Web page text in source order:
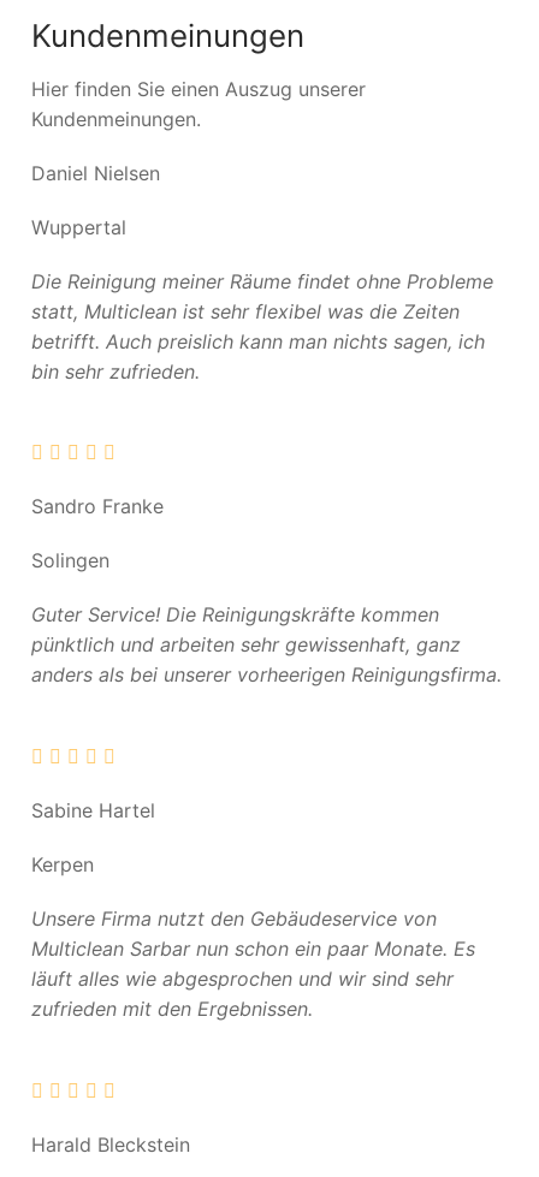
Kundenmeinungen
Hier finden Sie einen Auszug unserer
Kundenmeinungen.
Daniel Nielsen
Wuppertal
Die Reinigung meiner Räume findet ohne Probleme
statt, Multiclean ist sehr flexibel was die Zeiten
betrifft. Auch preislich kann man nichts sagen, ich
bin sehr zufrieden.
Sandro Franke
Solingen
Guter Service! Die Reinigungskräfte kommen
pünktlich und arbeiten sehr gewissenhaft, ganz
anders als bei unserer vorheerigen Reinigungsfirma.
Sabine Hartel
Kerpen
Unsere Firma nutzt den Gebäudeservice von
Multiclean Sarbar nun schon ein paar Monate. Es
läuft alles wie abgesprochen und wir sind sehr
zufrieden mit den Ergebnissen.
Harald Bleckstein